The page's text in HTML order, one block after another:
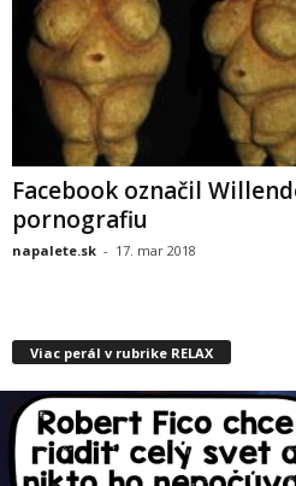
Facebook označil
pornografiu
napalete.sk - 17. mar 2018
Viac perál v rubrike RELAX